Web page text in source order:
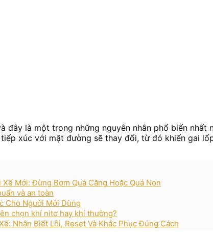
đây là một trong những nguyên nhân phổ biến nhất
xúc với mặt đường sẽ thay đổi, từ đó khiến gai
Mới: Đừng Bơm Quá Căng Hoặc Quá Non
và an toàn
Cho Người Mới Dùng
chọn khí nitơ hay khí thường?
Nhận Biết Lỗi, Reset Và Khắc Phục Đúng Cách